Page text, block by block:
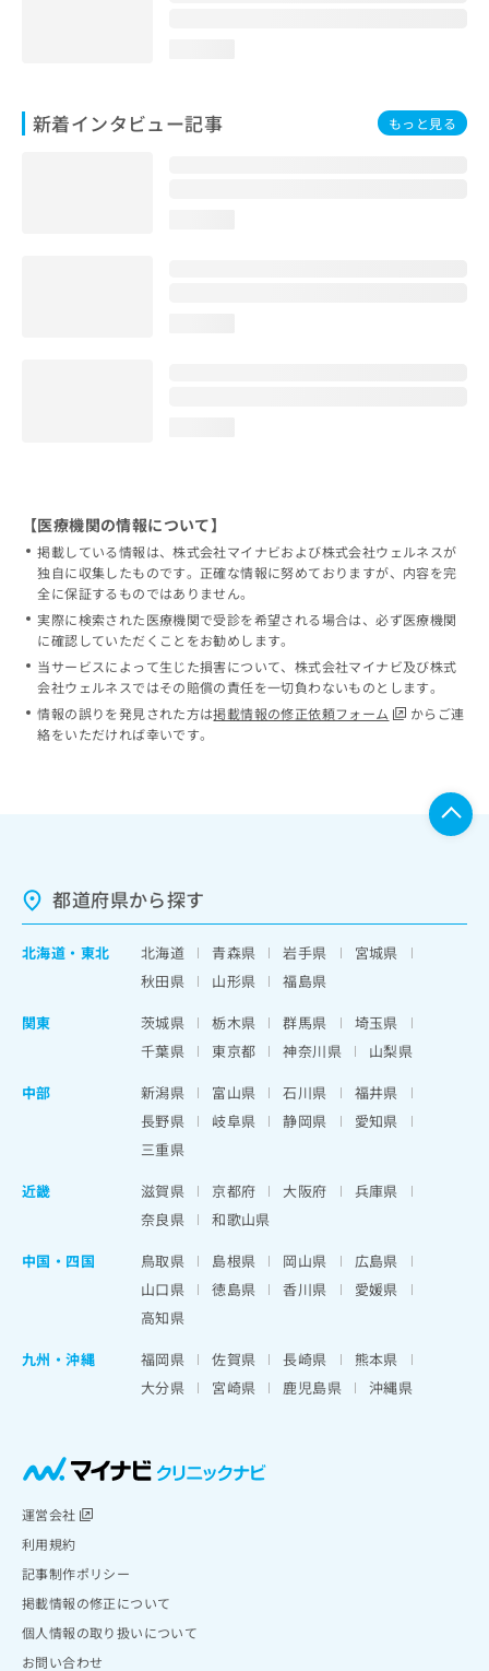
新着インタビュー記事 もっと見る
【医療機関の情報について】
掲載している情報は、株式会社マイナビおよび株式会社ウェルネスが
独自に収集したものです。正確な情報に努めておりますが、内容を完
全に保証するものではありません。
実際に検索された医療機関で受診を希望される場合は、必ず医療機関
に確認していただくことをお勧めします。
当サービスによって生じた損害について、株式会社マイナビ及び株式
会社ウェルネスではその賠償の責任を一切負わないものとします。
情報の誤りを発見された方は掲載情報の修正依頼フォーム
からご連
絡をいただければ幸いです。
都道府県から探す
北海道 ・ 東北 北海道 青森県 岩手県
宮城県
秋田県
山形県
福島県
関東
茨城県 栃木県 群馬県
埼玉県
千葉県
東京都 神奈川県
山梨県
中部
新潟県 富山県 石川県
福井県
長野県
岐阜県 静岡県
愛知県
三重県
近畿
滋賀県 京都府 大阪府
兵庫県
奈良県
和歌山県
中国・四国
鳥取県 島根県 岡山県
広島県
山口県
徳島県 香川県
愛媛県
高知県
九州・沖縄
福岡県 佐賀県 長崎県
熊本県
大分県
宮崎県 鹿児島県 沖縄県
運営会社
利用規約
記事制作ポリシー
掲載情報の修正について
個人情報の取り扱いについて
お問い合わせ